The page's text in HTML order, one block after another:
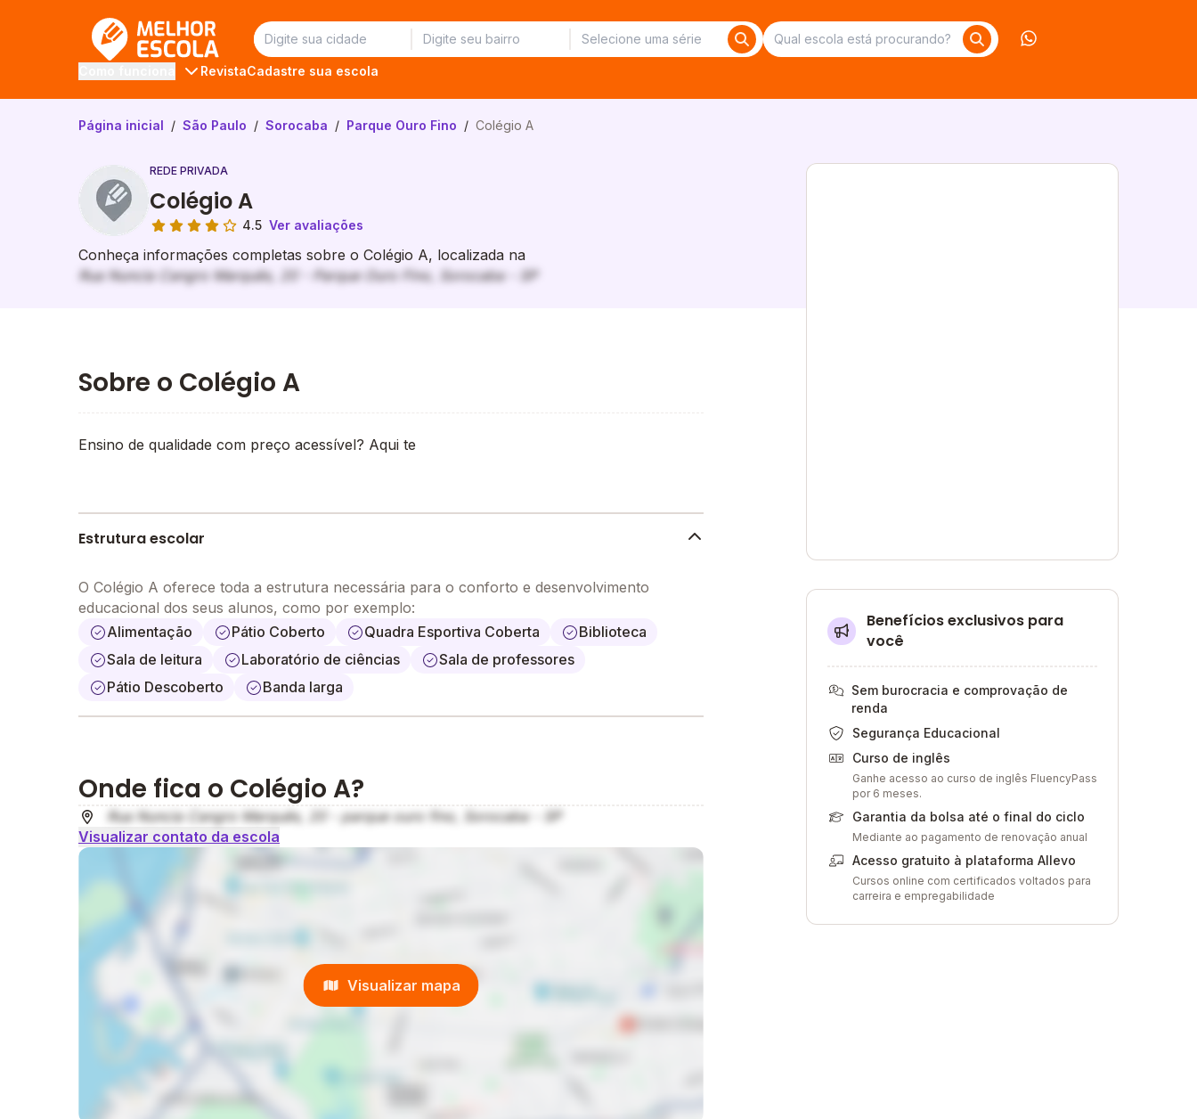
RevistaCadastre sua escola
Página inicial / São Paulo / Sorocaba / Parque Ouro Fino / Colégio A
REDE PRIVADA
Colégio A
4.5 Ver avaliações
Conheça informações completas sobre o Colégio A, localizada na
Rua Nuncia Cangro Marquês, 20 - Parque Ouro Fino, Sorocaba - SP
Benefícios exclusivos para
você
Sem burocracia e comprovação de
renda
Segurança Educacional
Curso de inglês
Ganhe acesso ao curso de inglês FluencyPass
por 6 meses.
Garantia da bolsa até o final do ciclo
Mediante ao pagamento de renovação anual
Acesso gratuito à plataforma Allevo
Cursos online com certificados voltados para
carreira e empregabilidade
Sobre o Colégio A
Ensino de qualidade com preço acessível? Aqui te
Estrutura escolar
O Colégio A oferece toda a estrutura necessária para o conforto e desenvolvimento
educacional dos seus alunos, como por exemplo:
Alimentação
Pátio Coberto Quadra Esportiva Coberta
Biblioteca
Sala de leitura
Laboratório de ciências
Sala de professores
Pátio Descoberto
Banda larga
Onde fica o Colégio A?
Rua Nuncia Cangro Marquês, 20 - parque ouro fino, Sorocaba - SP
Visualizar contato da escola
Visualizar mapa